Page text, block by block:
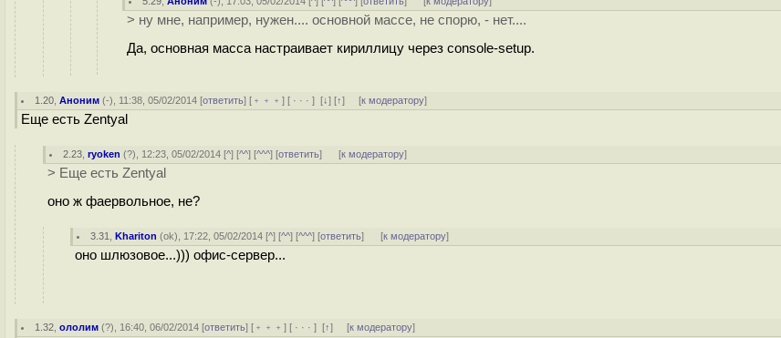
> ну мне, например, нужен.... основной массе, не спорю, - нет....
Да, основная масса настраивает кириллицу через console-setup.
1.20 ,Аноним (-), 11:38, 05/02/2014 [ответить] [ ﹢﹢﹢] [ · · ·][↓] [↑] [к модератору]
Еще есть Zentyal
2.23 ,ryoken (?), 12:23, 05/02/2014 [^] [^^] [^^^] [ответить] [к модератору]
> Еще есть Zentyal
оно ж фаервольное, не?
3.31 ,Khariton (ok), 17:22, 05/02/2014 [^] [^^] [^^^] [ответить] [к модератору]
оно шлюзовое...))) офис-сервер...
1.32 ,ололим (?), 16:40, 06/02/2014 [ответить] [ ﹢﹢﹢] [ · · ·][↑] [к модератору]